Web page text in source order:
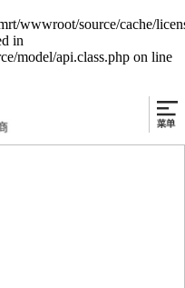
wwwroot/source/cache/
in
model/api.class.php on line